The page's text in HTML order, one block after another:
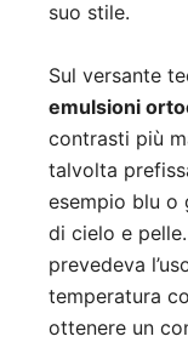
suo stile.
Sul versante
emulsioni
contrasti più
talvolta
esempio blu o
di cielo e
prevedeva
temperatura
ottenere un